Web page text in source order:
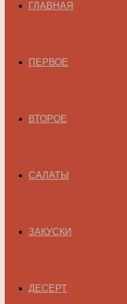
ГЛАВНАЯ
ПЕРВОЕ
ВТОРОЕ
САЛАТЫ
ЗАКУСКИ
ДЕСЕРТ